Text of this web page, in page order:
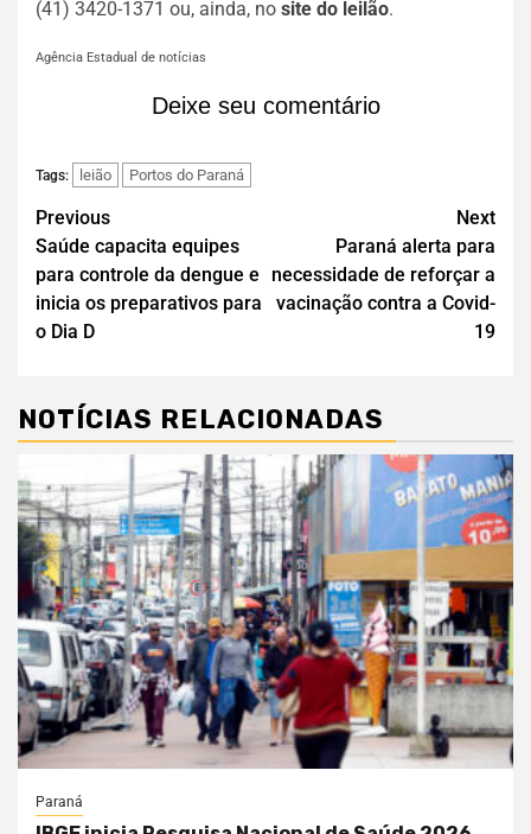
(41) 3420-1371 ou, ainda, no site do leilão.
Agência Estadual de notícias
Deixe seu comentário
Tags: leião Portos do Paraná
Previous
Saúde capacita equipes
para controle da dengue e
inicia os preparativos para
o Dia D
Next
Paraná alerta para
necessidade de reforçar a
vacinação contra a Covid-
19
NOTÍCIAS RELACIONADAS
Paraná